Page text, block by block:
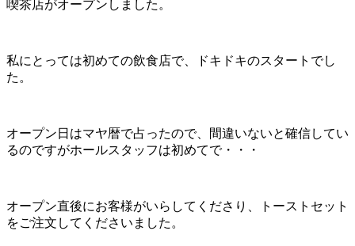
喫茶店がオープンしました。
私にとっては初めての飲食店で、ドキドキのスタートでし
た。
オープン日はマヤ暦で占ったので、間違いないと確信してい
るのですがホールスタッフは初めてで・・・
オープン直後にお客様がいらしてくださり、トーストセット
をご注文してくださいました。